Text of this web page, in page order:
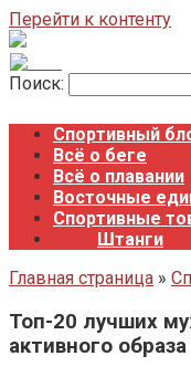
Перейти к контенту
Поиск:
Спортивный
Всё о беге
Всё о плавании
Восточные
Спортивные
Штанги
Главная страница »
Топ-20 лучших
активного